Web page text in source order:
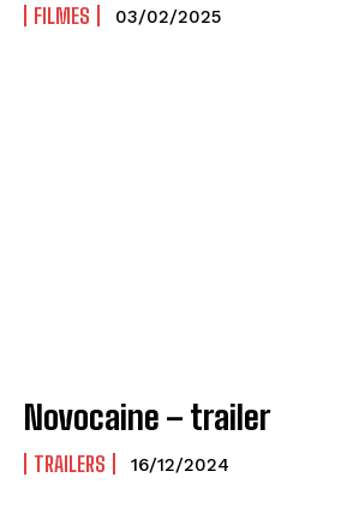
FILMES 03/02/2025
Novocaine – trailer
TRAILERS 16/12/2024